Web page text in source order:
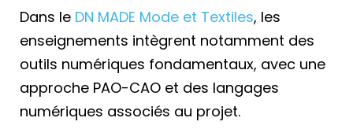
Dans le DN MADE Mode et Textiles, les
enseignements intègrent notamment des
outils numériques fondamentaux, avec une
approche PAO-CAO et des langages
numériques associés au projet.